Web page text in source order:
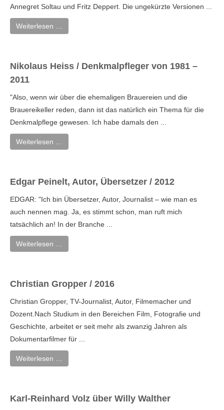
Annegret Soltau und Fritz Deppert. Die ungekürzte Versionen ...
Weiterlesen …
Nikolaus Heiss / Denkmalpfleger von 1981 –
2011
"Also, wenn wir über die ehemaligen Brauereien und die
Brauereikeller reden, dann ist das natürlich ein Thema für die
Denkmalpflege gewesen. Ich habe damals den ...
Weiterlesen …
Edgar Peinelt, Autor, Übersetzer / 2012
EDGAR: "Ich bin Übersetzer, Autor, Journalist – wie man es
auch nennen mag. Ja, es stimmt schon, man ruft mich
tatsächlich an! In der Branche ...
Weiterlesen …
Christian Gropper / 2016
Christian Gropper, TV-Journalist, Autor, Filmemacher und
Dozent.Nach Studium in den Bereichen Film, Fotografie und
Geschichte, arbeitet er seit mehr als zwanzig Jahren als
Dokumentarfilmer für ...
Weiterlesen …
Karl-Reinhard Volz über Willy Walther